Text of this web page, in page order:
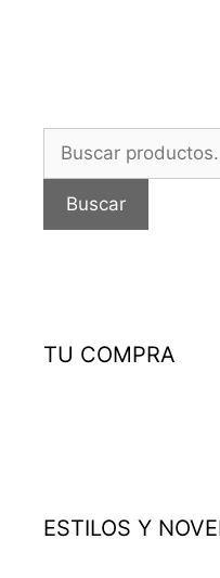
Buscar
Buscar
TU COMPRA
ESTILOS Y